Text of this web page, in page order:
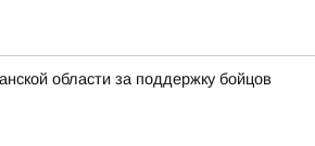
области за поддержку бойцов